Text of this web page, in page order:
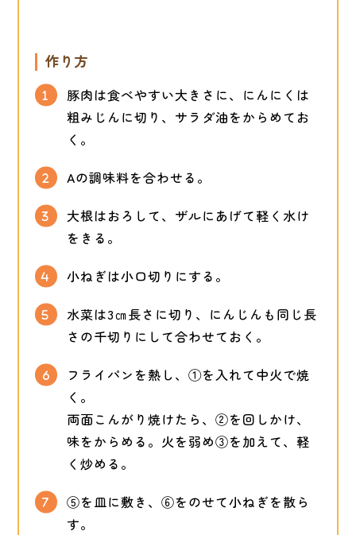
作り方
豚肉は食べやすい大きさに、にんにくは
粗みじんに切り、サラダ油をからめてお
く。
Aの調味料を合わせる。
大根はおろして、ザルにあげて軽く水け
をきる。
小ねぎは小口切りにする。
水菜は3㎝長さに切り、にんじんも同じ長
さの千切りにして合わせておく。
フライパンを熱し、①を入れて中火で焼
く。
両面こんがり焼けたら、②を回しかけ、
味をからめる。火を弱め③を加えて、軽
く炒める。
⑤を皿に敷き、⑥をのせて小ねぎを散ら
す。